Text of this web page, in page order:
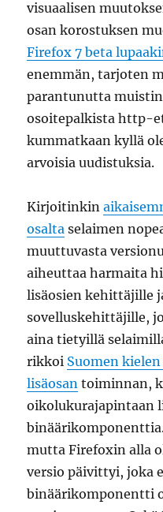
visuaalisen
osan korostuksen
Firefox 7 beta
enemmän, tarjoten
parantunutta
osoitepalkista http-
kummatkaan kyllä
arvoisia uudistuksia.
Kirjoitinkin
osalta selaimen
muuttuvasta
aiheuttaa harmaita
lisäosien kehittäjille
sovelluskehittäjille,
aina tietyillä
rikkoi Suomen
lisäosan toiminnan,
oikolukurajapintaan
mutta Firefoxin alla
versio päivittyi, joka
binäärikomponentti